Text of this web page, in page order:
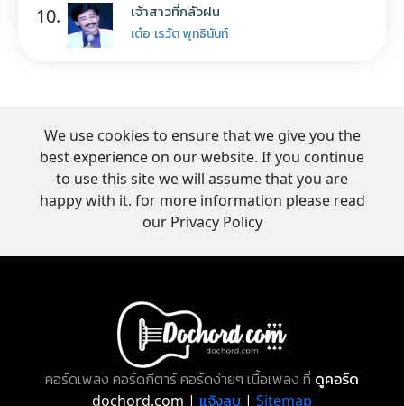
10. เจ้าสาวที่กลัวฝน
เต๋อ เรวัต พุทธินันท์
We use cookies to ensure that we give you the
best experience on our website. If you continue
to use this site we will assume that you are
happy with it. for more information please read
our Privacy Policy
คอร์ดเพลง คอร์ดกีตาร์ คอร์ดง่ายๆ เนื้อเพลง ที่ ดูคอร์ด
dochord.com | แจ้งลบ | Sitemap